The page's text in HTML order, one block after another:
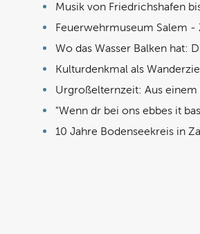
Musik von Friedrichshafen
Feuerwehrmuseum Salem -
Wo das Wasser Balken hat:
Kulturdenkmal als
Urgroßelternzeit: Aus
"Wenn dr bei ons ebbes it
10 Jahre Bodenseekreis in